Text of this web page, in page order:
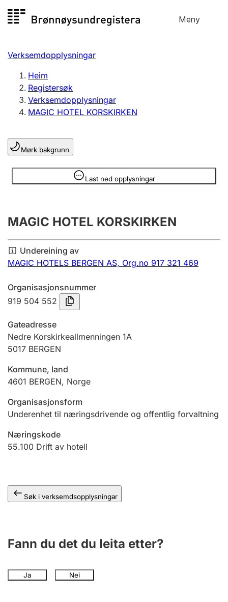
til
Meny
Registersøk
Aksjeselskap
Enkeltpersonføretak
Registrere, endre, slette
Lag og foreining
Registrere, endre, slette
Årsrekneskap
Innsending og forseinkingsgebyr
Tinglysing
Jeger
Betaling og jegeravgiftskort
Ektepaktrettleiaren
Verksemdopplysningar
Heim
Registersøk
Verksemdopplysningar
MAGIC HOTEL KORSKIRKEN
Mørk bakgrunn
Last ned opplysningar
Opplysninger er skjult
MAGIC HOTEL KORSKIRKEN
Undereining av
MAGIC HOTELS BERGEN AS, Org.no 917 321 469
Organisasjonsnummer
919 504 552
Gateadresse
Nedre Korskirkeallmenningen 1A
5017 BERGEN
Kommune, land
4601 BERGEN, Norge
Organisasjonsform
Underenhet til næringsdrivende og offentlig forvaltning
Næringskode
55.100 Drift av hotell
Søk i verksemdsopplysningar
Fann du det du leita etter?
Ja Nei